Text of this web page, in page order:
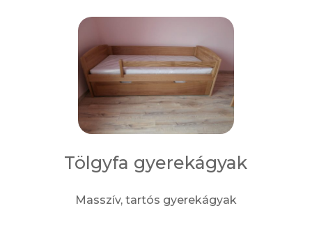
Tölgyfa gyerekágyak
Masszív, tartós gyerekágyak